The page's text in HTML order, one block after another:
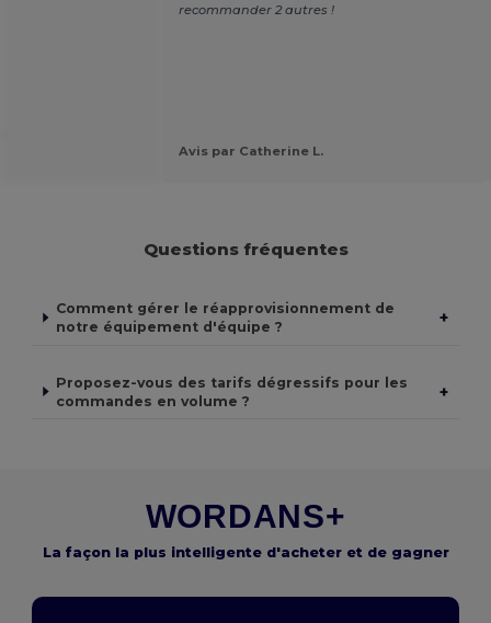
recommander 2 autres !
Avis par Catherine L.
Questions fréquentes
Comment gérer le réapprovisionnement de
notre équipement d'équipe ?
+
Proposez-vous des tarifs dégressifs pour les
commandes en volume ?
+
WORDANS+
La façon la plus intelligente d'acheter et de gagner